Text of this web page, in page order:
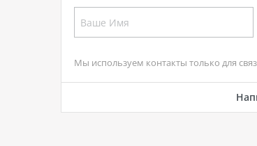
Мы используем контакты только для